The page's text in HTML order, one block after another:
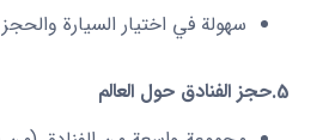
سهولة في اختيار السيارة والحجز
5. حجز الفنادق حول العالم